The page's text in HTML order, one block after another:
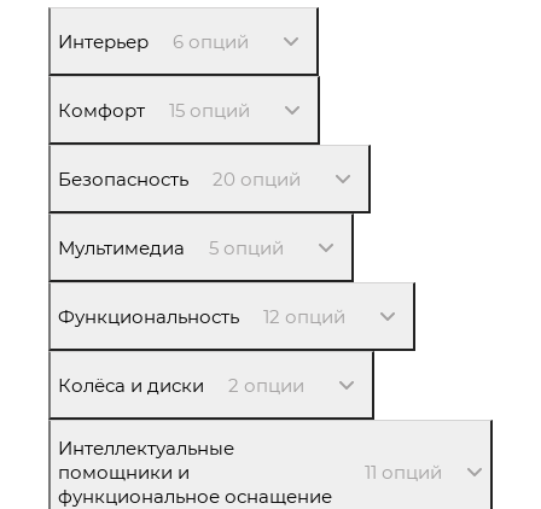
Интерьер 6 опций
Комфорт 15 опций
Безопасность 20 опций
Мультимедиа 5 опций
Функциональность 12 опций
Колёса и диски 2 опции
Интеллектуальные
помощники и
функциональное оснащение
11 опций